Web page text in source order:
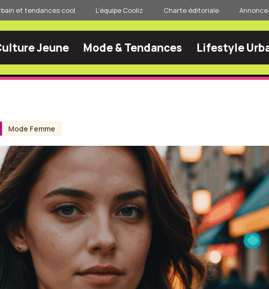
et tendances cool L’équipe Cooliz Charte éditoriale
Jeune Mode & Tendances Lifestyle
Mode Femme